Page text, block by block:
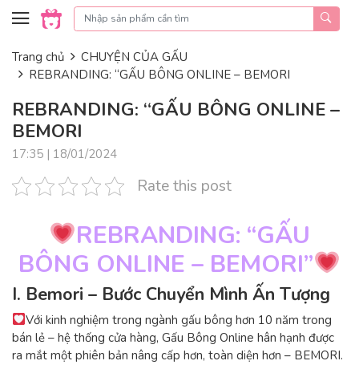
Skip to content
Trang chủ
CHUYỆN CỦA GẤU
REBRANDING: “GẤU BÔNG ONLINE – BEMORI
REBRANDING: “GẤU BÔNG ONLINE –
BEMORI
17:35 | 18/01/2024
Rate this post
REBRANDING: “GẤU
BÔNG ONLINE – BEMORI”
I. Bemori – Bước Chuyển Mình Ấn Tượng
Với kinh nghiệm trong ngành gấu bông hơn 10 năm trong
bán lẻ – hệ thống cửa hàng, Gấu Bông Online hân hạnh được
ra mắt một phiên bản nâng cấp hơn, toàn diện hơn – BEMORI.